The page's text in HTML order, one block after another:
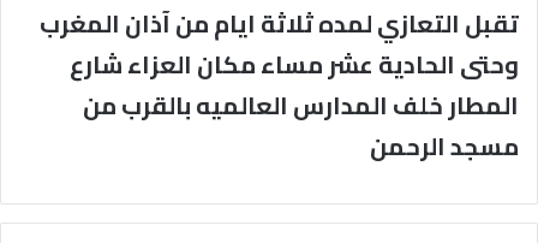
تقبل التعازي لمده ثلاثة ايام من آذان المغرب
وحتى الحادية عشر مساء مكان العزاء شارع
المطار خلف المدارس العالميه بالقرب من
مسجد الرحمن